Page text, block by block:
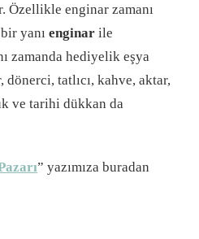
Özellikle enginar zamanı
yanı enginar ile
zamanda hediyelik eşya
tatlıcı, kahve, aktar,
ve tarihi dükkan da
” yazımıza buradan